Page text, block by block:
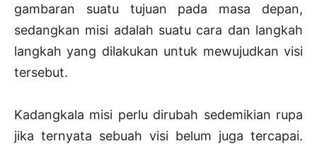
gambaran suatu tujuan pada masa depan,
sedangkan misi adalah suatu cara dan langkah
langkah yang dilakukan untuk mewujudkan visi
tersebut.
Kadangkala misi perlu dirubah sedemikian rupa
jika ternyata sebuah visi belum juga tercapai.